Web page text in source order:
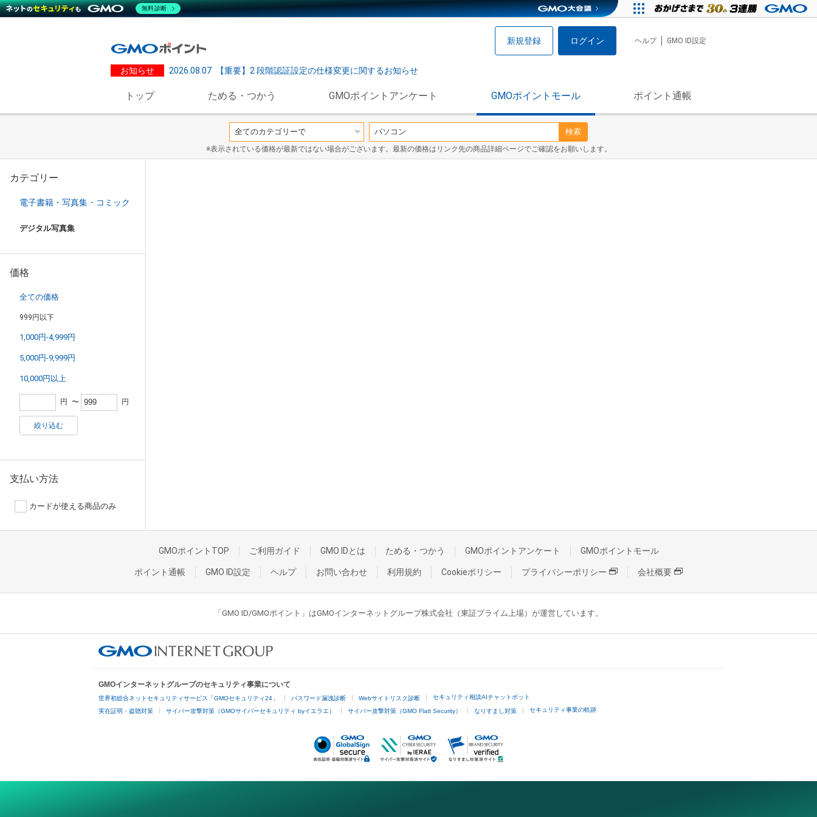
新規登録 ログイン ヘルプ GMO ID設定
お知らせ 2026.08.07 【重要】2 段階認証設定の仕様変更に関するお知らせ
トップ ためる・つかう GMOポイントアンケート GMOポイントモール ポイント通帳
検索
※表示されている価格が最新ではない場合がございます。最新の価格はリンク先の商品詳細ページでご確認をお願いします。
カテゴリー
電子書籍・写真集・コミック
デジタル写真集
価格
全ての価格
999円以下
1,000円-4,999円
5,000円-9,999円
10,000円以上
円 〜 円
絞り込む
支払い方法
カードが使える商品のみ
GMOポイントTOP ご利用ガイド GMO IDとは ためる・つかう GMOポイントアンケート GMOポイントモール
ポイント通帳 GMO ID設定 ヘルプ お問い合わせ 利用規約 Cookieポリシー プライバシーポリシー 会社概要
「GMO ID/GMOポイント」はGMOインターネットグループ株式会社（東証プライム上場）が運営しています。
GMOインターネットグループのセキュリティ事業について
世界初総合ネットセキュリティサービス「GMOセキュリティ24」 パスワード漏洩診断 Webサイトリスク診断 セキュリティ相談AIチャットボット
実在証明・盗聴対策 サイバー攻撃対策（GMOサイバーセキュリティ byイエラエ） サイバー攻撃対策（GMO Flatt Security） なりすまし対策 セキュリティ事業の軌跡
無料診断